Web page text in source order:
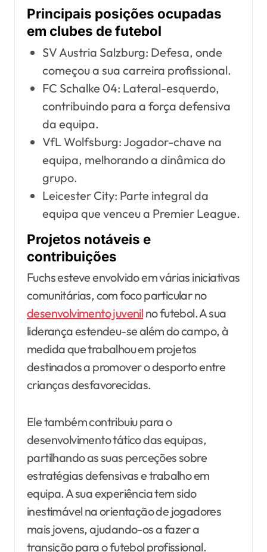
Principais posições ocupadas
em clubes de futebol
SV Austria Salzburg: Defesa, onde
começou a sua carreira profissional.
FC Schalke 04: Lateral-esquerdo,
contribuindo para a força defensiva
da equipa.
VfL Wolfsburg: Jogador-chave na
equipa, melhorando a dinâmica do
grupo.
Leicester City: Parte integral da
equipa que venceu a Premier League.
Projetos notáveis e
contribuições
Fuchs esteve envolvido em várias iniciativas
comunitárias, com foco particular no
desenvolvimento juvenilno futebol. A sua
liderança estendeu-se além do campo, à
medida que trabalhou em projetos
destinados a promover o desporto entre
crianças desfavorecidas.
Ele também contribuiu para o
desenvolvimento tático das equipas,
partilhando as suas perceções sobre
estratégias defensivas e trabalho em
equipa. A sua experiência tem sido
inestimável na orientação de jogadores
mais jovens, ajudando-os a fazer a
transição para o futebol profissional.